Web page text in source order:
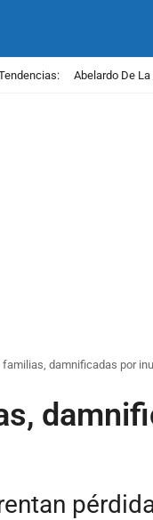
Abelardo De
familias, damnificadas por